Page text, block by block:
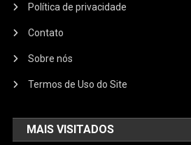
Política de privacidade
Contato
Sobre nós
Termos de Uso do Site
MAIS VISITADOS